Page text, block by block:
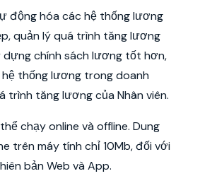
động hóa các hệ thống lương
quản lý quá trình tăng lương
dựng chính sách lương tốt hơn,
thống lương trong doanh
trình tăng lương của Nhân viên.
chạy online và offline. Dung
trên máy tính chỉ 10Mb, đối với
bản Web và App.